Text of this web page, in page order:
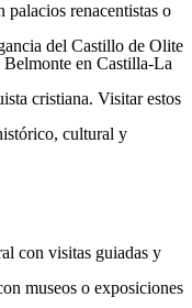
renacentistas o
del Castillo de Olite
en Castilla-La
cristiana. Visitar estos
cultural y
con visitas guiadas y
museos o exposiciones